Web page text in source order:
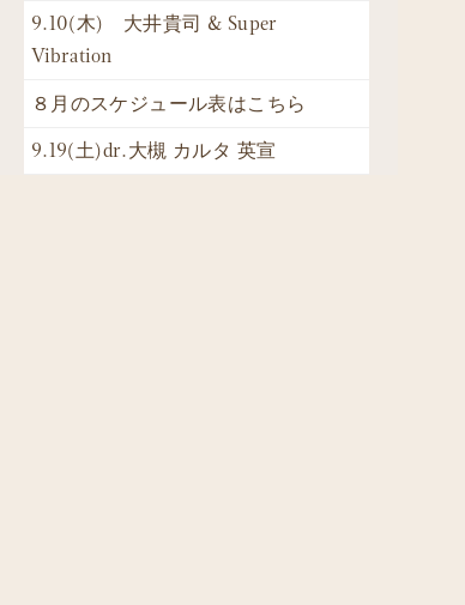
9.10(木) 大井貴司 & Super
Vibration
８月のスケジュール表はこちら
9.19(土)dr.大槻 カルタ 英宣